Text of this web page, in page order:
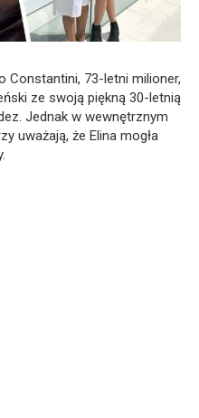
Constantini, 73-letni milioner,
ze swoją piękną 30-letnią
Jednak w wewnętrznym
uważają, że Elina mogła